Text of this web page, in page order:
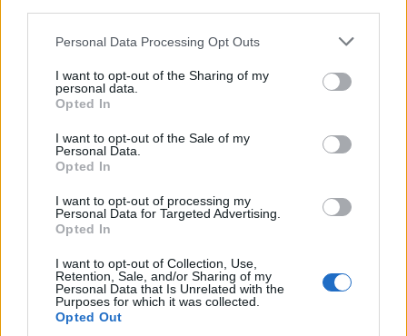
Personal Data Processing Opt Outs
I want to opt-out of the Sharing of my
personal data.
Opted In
I want to opt-out of the Sale of my
Personal Data.
Opted In
I want to opt-out of processing my
Personal Data for Targeted Advertising.
Opted In
I want to opt-out of Collection, Use,
Retention, Sale, and/or Sharing of my
Personal Data that Is Unrelated with the
Purposes for which it was collected.
Opted Out
Tutti i documenti e servizi disponibili →
Visure Camerali - Società di Persone
€ 5,39 IVA inclusa